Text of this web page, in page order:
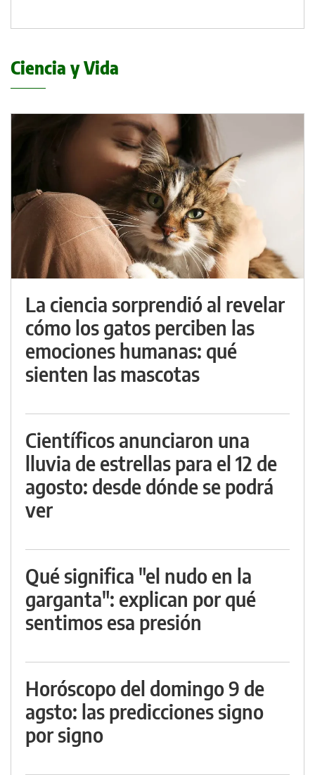
Ciencia y Vida
La ciencia sorprendió al revelar
cómo los gatos perciben las
emociones humanas: qué
sienten las mascotas
Científicos anunciaron una
lluvia de estrellas para el 12 de
agosto: desde dónde se podrá
ver
Qué significa "el nudo en la
garganta": explican por qué
sentimos esa presión
Horóscopo del domingo 9 de
agsto: las predicciones signo
por signo